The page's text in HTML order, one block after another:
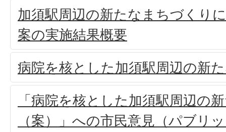
加須駅周辺の新たなまちづくり
案の実施結果概要
病院を核とした加須駅周辺の新
「病院を核とした加須駅周辺の
（案）」への市民意見（パブリ